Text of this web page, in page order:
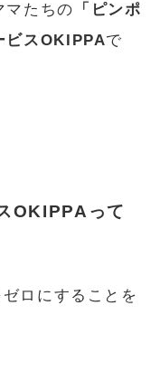
マたちの
「ピンポ
ビスOKIPPAで
OKIPPAって
ロにすることを